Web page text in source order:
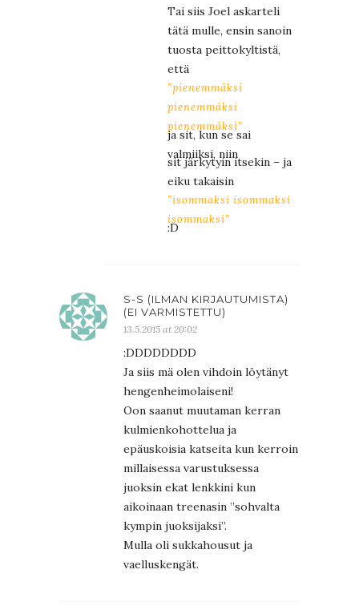
Tai siis Joel askarteli
tätä mulle, ensin sanoin
tuosta peittokyltistä,
että
”pienemmäksi
pienemmäksi
pienemmäksi”
ja sit, kun se sai
valmiiksi, niin
sit järkytyin itsekin – ja
eiku takaisin
”isommaksi isommaksi
isommaksi”
:D
S-S (ILMAN KIRJAUTUMISTA)
(EI VARMISTETTU)
13.5.2015 at 20:02
:DDDDDDDD
Ja siis mä olen vihdoin löytänyt
hengenheimolaiseni!
Oon saanut muutaman kerran
kulmienkohottelua ja
epäuskoisia katseita kun kerroin
millaisessa varustuksessa
juoksin ekat lenkkini kun
aikoinaan treenasin ”sohvalta
kympin juoksijaksi”.
Mulla oli sukkahousut ja
vaelluskengät.